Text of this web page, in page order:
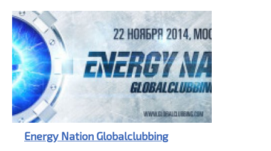
Energy Nation Globalclubbing